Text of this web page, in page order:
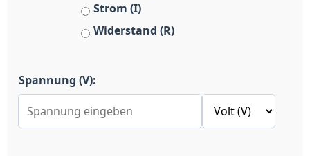
Strom (I)
Widerstand (R)
Spannung (V):